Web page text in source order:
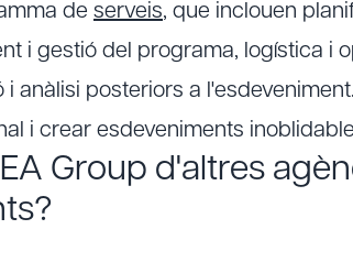
de serveis, que inclouen
i gestió del programa, logística i
anàlisi posteriors a
i crear esdeveniments
Group d'altres